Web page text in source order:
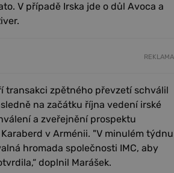
V případě Irska jde o důl Avoca a
REKLAMA
transakci zpětného převzetí schválil
na začátku října vedení irské
a zveřejnění prospektu
v Arménii. "V minulém týdnu
hromada společnosti IMC, aby
doplnil Marášek.